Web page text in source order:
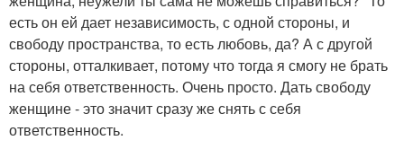
есть он ей дает независимость, с одной стороны, и
свободу пространства, то есть любовь, да? А с другой
стороны, отталкивает, потому что тогда я смогу не брать
на себя ответственность. Очень просто. Дать свободу
женщине - это значит сразу же снять с себя
ответственность.